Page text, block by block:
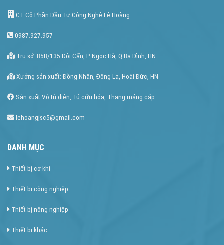
CT Cổ Phần Đầu Tư Công Nghệ Lê Hoàng
0987.927.957
Trụ sở: 85B/135 Đội Cấn, P Ngọc Hà, Q Ba Đình, HN
Xưởng sản xuất: Đồng Nhân, Đông La, Hoài Đức, HN
Sản xuất Vỏ tủ điên, Tủ cứu hỏa, Thang máng cáp
lehoangjsc5@gmail.com
DANH MỤC
Thiết bị cơ khí
Thiết bị công nghiệp
Thiết bị nông nghiệp
Thiết bị khác